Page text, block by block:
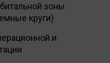
зоны
круги)
и